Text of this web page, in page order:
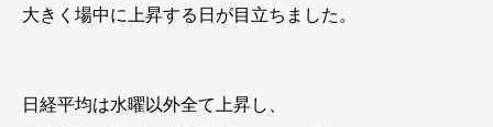
大きく場中に上昇する日が目立ちました。
日経平均は水曜以外全て上昇し、